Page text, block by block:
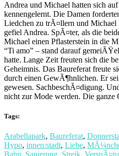
Andrea und Michael hatten sich
kennengelernt. Die Damen
Liedchen zu trÃ¤llern und
gefiel Andrea. SpÃ¤ter, als die
Michael einen Pflasterstein in die
“Ti amo” – stand darauf
hatte. Lange Zeit freuten sich die
Geheimnis. Das Baureferat freute
durch einen GewÃ¶hnlichen. Er
gewesen. SachbeschÃ¤digung.
nicht zur Mode werden. Die ganze
Tags:
Arabellapark, Baureferat,
Hypo, innen:stadt, Liebe,